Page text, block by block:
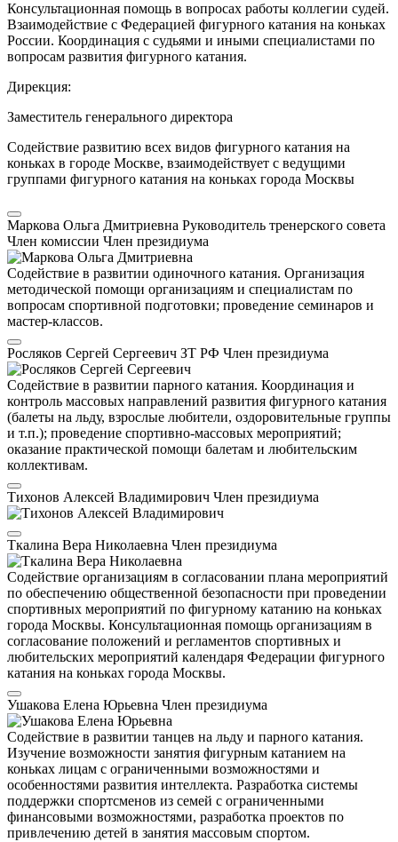
Консультационная помощь в вопросах работы коллегии судей.
Взаимодействие с Федерацией фигурного катания на коньках
России. Координация с судьями и иными специалистами по
вопросам развития фигурного катания.
Дирекция:
Заместитель генерального директора
Содействие развитию всех видов фигурного катания на
коньках в городе Москве, взаимодействует с ведущими
группами фигурного катания на коньках города Москвы
Маркова Ольга Дмитриевна Руководитель тренерского совета
Член комиссии Член президиума
Содействие в развитии одиночного катания. Организация
методической помощи организациям и специалистам по
вопросам спортивной подготовки; проведение семинаров и
мастер-классов.
Росляков Сергей Сергеевич ЗТ РФ Член президиума
Содействие в развитии парного катания. Координация и
контроль массовых направлений развития фигурного катания
(балеты на льду, взрослые любители, оздоровительные группы
и т.п.); проведение спортивно-массовых мероприятий;
оказание практической помощи балетам и любительским
коллективам.
Тихонов Алексей Владимирович Член президиума
Ткалина Вера Николаевна Член президиума
Содействие организациям в согласовании плана мероприятий
по обеспечению общественной безопасности при проведении
спортивных мероприятий по фигурному катанию на коньках
города Москвы. Консультационная помощь организациям в
согласование положений и регламентов спортивных и
любительских мероприятий календаря Федерации фигурного
катания на коньках города Москвы.
Ушакова Елена Юрьевна Член президиума
Содействие в развитии танцев на льду и парного катания.
Изучение возможности занятия фигурным катанием на
коньках лицам с ограниченными возможностями и
особенностями развития интеллекта. Разработка системы
поддержки спортсменов из семей с ограниченными
финансовыми возможностями, разработка проектов по
привлечению детей в занятия массовым спортом.